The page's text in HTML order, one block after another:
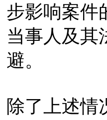
步影响案件
当事人及其
避。
除了上述情